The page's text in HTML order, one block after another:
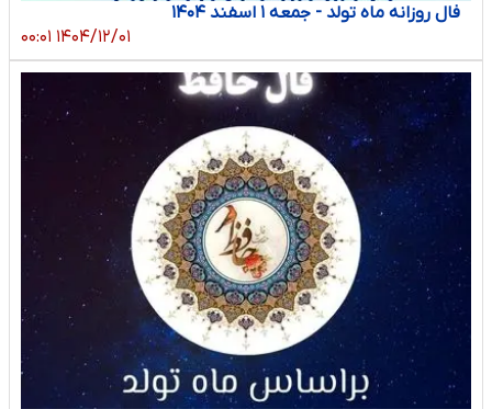
فال روزانه ماه تولد - جمعه ۱ اسفند ۱۴۰۴
۱۴۰۴/۱۲/۰۱ ۰۰:۰۱